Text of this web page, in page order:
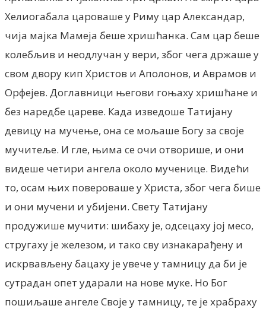
Хелиогабала цароваше у Риму цар Александар,
чија мајка Мамеја беше хришћанка. Сам цар беше
колебљив и неодлучан у вери, због чега држаше у
свом двору кип Христов и Аполонов, и Аврамов и
Орфејев. Доглавници његови гоњаху хришћане и
без наредбе цареве. Када изведоше Татијану
девицу на мучење, она се мољаше Богу за своје
мучитеље. И гле, њима се очи отворише, и они
видеше четири ангела около мученице. Видећи
то, осам њих повероваше у Христа, због чега бише
и они мучени и убијени. Свету Татијану
продужише мучити: шибаху је, одсецаху јој месо,
стругаху је железом, и тако сву изнакарађену и
искрвављену бацаху је увече у тамницу да би је
сутрадан опет ударали на нове муке. Но Бог
пошиљаше ангеле Своје у тамницу, те је храбраху